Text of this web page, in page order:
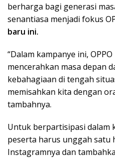
berharga bagi generasi
senantiasa menjadi fokus
baru ini.
“Dalam kampanye ini,
mencerahkan masa depan
kebahagiaan di tengah
memisahkan kita dengan
tambahnya.
Untuk berpartisipasi dalam
peserta harus unggah satu
Instagramnya dan